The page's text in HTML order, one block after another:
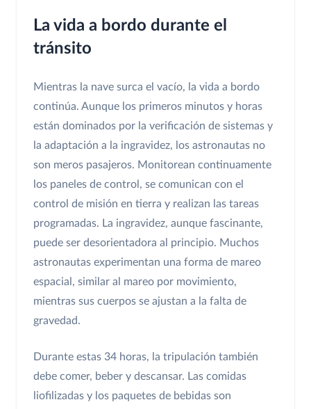
La vida a bordo durante el
tránsito
Mientras la nave surca el vacío, la vida a bordo
continúa. Aunque los primeros minutos y horas
están dominados por la verificación de sistemas y
la adaptación a la ingravidez, los astronautas no
son meros pasajeros. Monitorean continuamente
los paneles de control, se comunican con el
control de misión en tierra y realizan las tareas
programadas. La ingravidez, aunque fascinante,
puede ser desorientadora al principio. Muchos
astronautas experimentan una forma de mareo
espacial, similar al mareo por movimiento,
mientras sus cuerpos se ajustan a la falta de
gravedad.
Durante estas 34 horas, la tripulación también
debe comer, beber y descansar. Las comidas
liofilizadas y los paquetes de bebidas son